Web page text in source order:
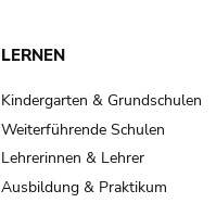
LERNEN
Kindergarten & Grundschulen
Weiterführende Schulen
Lehrerinnen & Lehrer
Ausbildung & Praktikum